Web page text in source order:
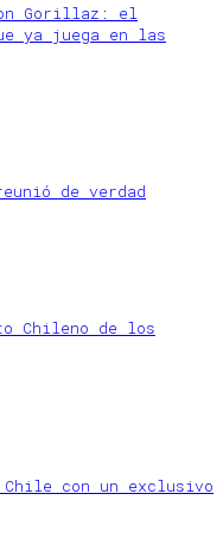
Gorillaz: el
ya juega en las
de verdad
Chileno de los
con un exclusivo